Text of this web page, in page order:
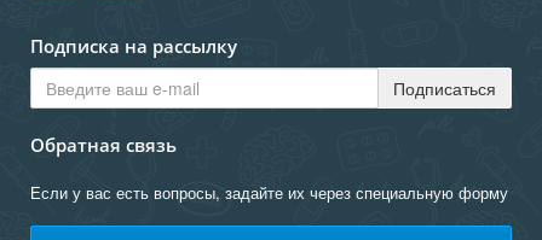
Подписка на рассылку
Обратная связь
Если у вас есть вопросы, задайте их через специальную форму